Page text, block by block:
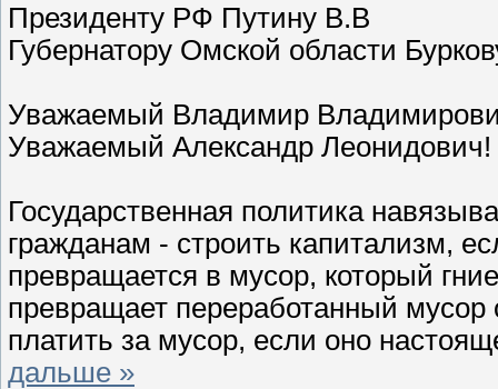
Президенту РФ Путину В.В
Губернатору Омской области
Уважаемый Владимир
Уважаемый Александр Леонидович!
Государственная политика
гражданам - строить капитализм,
превращается в мусор, который
превращает переработанный
платить за мусор, если оно
дальше »